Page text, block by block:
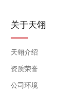
关于天翎
天翎介绍
资质荣誉
公司环境